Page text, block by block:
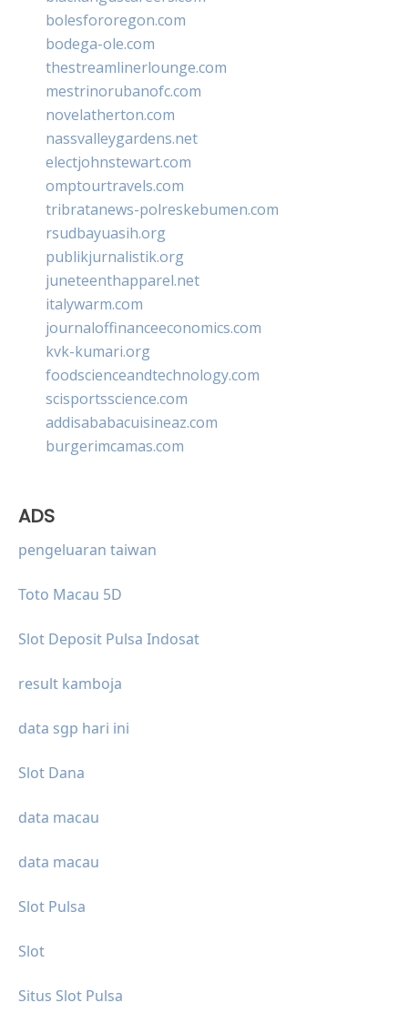
bolesfororegon.com
bodega-ole.com
thestreamlinerlounge.com
mestrinorubanofc.com
novelatherton.com
nassvalleygardens.net
electjohnstewart.com
omptourtravels.com
tribratanews-polreskebumen.com
rsudbayuasih.org
publikjurnalistik.org
juneteenthapparel.net
italywarm.com
journaloffinanceeconomics.com
kvk-kumari.org
foodscienceandtechnology.com
scisportsscience.com
addisababacuisineaz.com
burgerimcamas.com
ADS
pengeluaran taiwan
Toto Macau 5D
Slot Deposit Pulsa Indosat
result kamboja
data sgp hari ini
Slot Dana
data macau
data macau
Slot Pulsa
Slot
Situs Slot Pulsa